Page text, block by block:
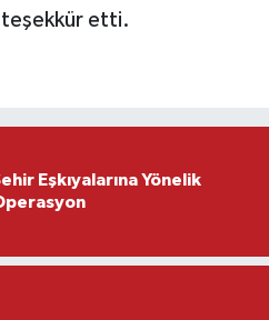
etti.
Eşkıyalarına Yönelik